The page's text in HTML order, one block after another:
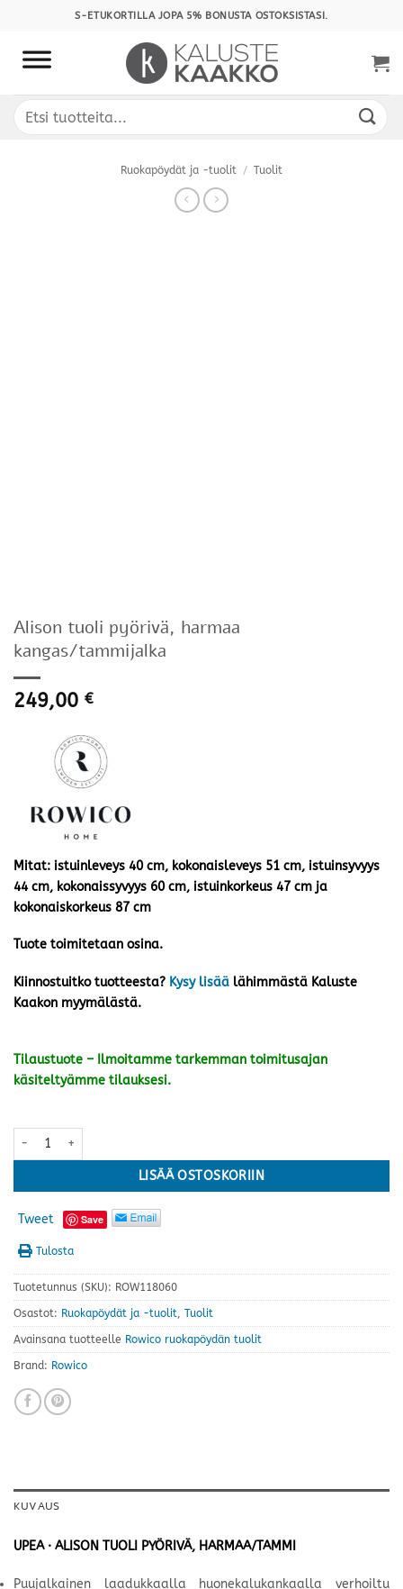
content
S-ETUKORTILLA JOPA 5% BONUSTA OSTOKSISTASI.
Etsi:
Ruokapöydät ja -tuolit / Tuolit
Alison tuoli pyörivä, harmaa
kangas/tammijalka
249,00 €
Mitat: istuinleveys 40 cm, kokonaisleveys 51 cm, istuinsyvyys
44 cm, kokonaissyvyys 60 cm, istuinkorkeus 47 cm ja
kokonaiskorkeus 87 cm
Tuote toimitetaan osina.
Kiinnostuitko tuotteesta? Kysy lisää lähimmästä Kaluste
Kaakon myymälästä.
Tilaustuote – Ilmoitamme tarkemman toimitusajan
käsiteltyämme tilauksesi.
Alison tuoli pyörivä, harmaa kangas/tammijalka määrä
LISÄÄ OSTOSKORIIN
Tweet Save
Tulosta
Tuotetunnus (SKU): ROW118060
Osastot: Ruokapöydät ja -tuolit Tuolit
Avainsana tuotteelle Rowico ruokapöydän tuolit
Brand: Rowico
KUVAUS
UPEA · ALISON TUOLI PYÖRIVÄ, HARMAA/TAMMI
Puujalkainen laadukkaalla huonekalukankaalla verhoiltu